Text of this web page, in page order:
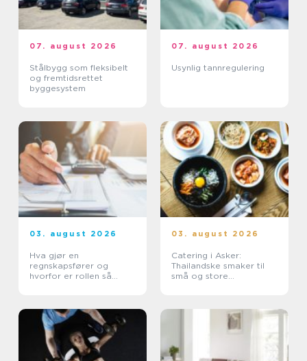
07. august 2026
Stålbygg som fleksibelt
og fremtidsrettet
byggesystem
07. august 2026
Usynlig tannregulering
03. august 2026
Hva gjør en
regnskapsfører og
hvorfor er rollen så
03. august 2026
Catering i Asker:
Thailandske smaker til
små og store